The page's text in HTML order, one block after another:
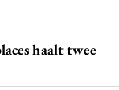
haalt twee